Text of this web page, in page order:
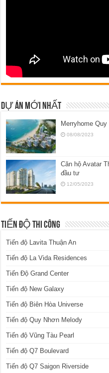
DỰ ÁN MỚI NHẤT
Merryhome
08/08/2023
Căn hộ Avatar
đầu tư
12/05/2023
TIẾN ĐỘ THI CÔNG
Tiến độ Lavita Thuận An
Tiến độ La Vida Residences
Tiến Độ Grand Center
Tiến độ New Galaxy
Tiến độ Biên Hòa Universe
Tiến độ Quy Nhơn Melody
Tiến độ Vũng Tàu Pearl
Tiến độ Q7 Boulevard
Tiến độ Q7 Saigon Riverside